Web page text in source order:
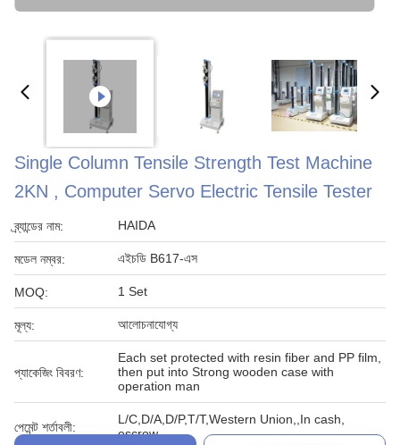
Single Column Tensile Strength Test Machine
2KN , Computer Servo Electric Tensile Tester
ব্র্যান্ডের নাম: HAIDA
মডেল নম্বর: এইচডি B617-এস
MOQ: 1 Set
মূল্য: আলোচনাযোগ্য
প্যাকেজিং বিবরণ:
Each set protected with resin fiber and PP film,
then put into Strong wooden case with
operation man
পেমেন্ট শর্তাবলী:
L/C,D/A,D/P,T/T,Western Union,,In cash,
escrow